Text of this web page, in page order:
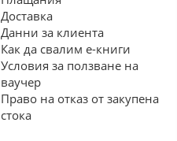
Доставка
Данни за клиента
Как да свалим е-книги
Условия за ползване на
ваучер
Право на отказ от закупена
стока